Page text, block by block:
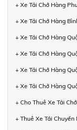
+ Xe Tải Chở Hàng
+ Xe Tải Chở Hàng
+ Xe Tải Chở Hàng
+ Xe Tải Chở Hàng
+ Xe Tải Chở Hàng
+ Xe Tải Chở Hàng
+ Cho Thuê Xe Tải
+ Thuê Xe Tải